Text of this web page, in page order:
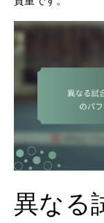
異なる